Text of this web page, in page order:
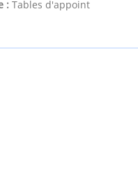
: Tables d'appoint